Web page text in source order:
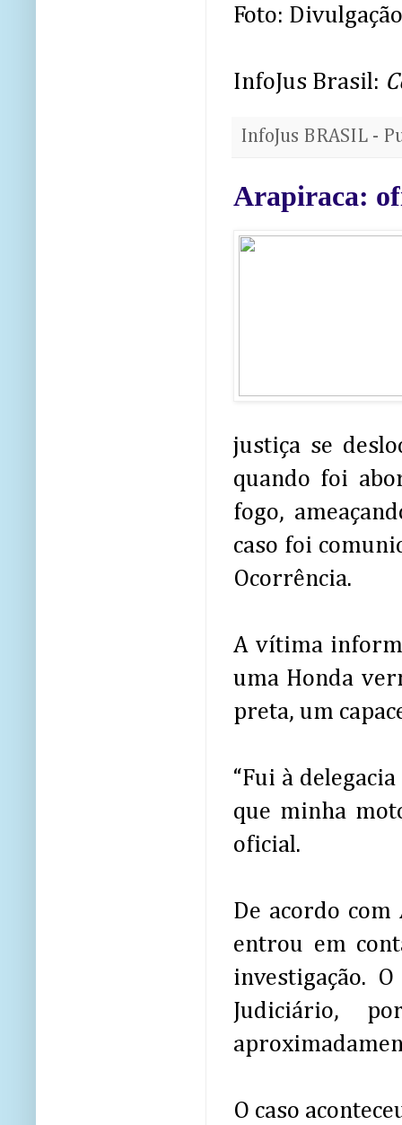
Foto: Divulgação
InfoJus Brasil:
InfoJus BRASIL -
Arapiraca:
justiça se
quando foi
fogo,
caso foi
Ocorrência.
A vítima
uma Honda
preta, um
“Fui à
que minha
oficial.
De acordo
entrou em
investigação.
Judiciário,
O caso